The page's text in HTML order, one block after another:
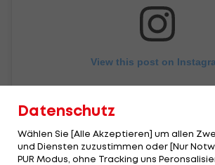
View this post on
Datenschutz
Wählen Sie [Alle Akzeptieren] um allen
und Diensten zuzustimmen oder [Nur
PUR Modus, ohne Tracking uns